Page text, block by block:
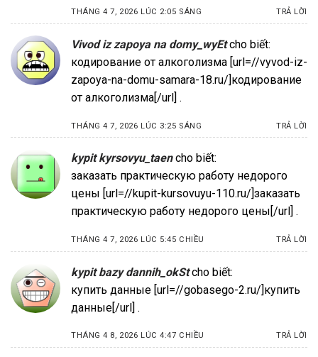
THÁNG 4 7, 2026 LÚC 2:05 SÁNG TRẢ LỜI
Vivod iz zapoya na domy_wyEt cho biết:
кодирование от алкоголизма [url=//vyvod-iz-
zapoya-na-domu-samara-18.ru/]кодирование
от алкоголизма[/url] .
THÁNG 4 7, 2026 LÚC 3:25 SÁNG TRẢ LỜI
kypit kyrsovyu_taen cho biết:
заказать практическую работу недорого
цены [url=//kupit-kursovuyu-110.ru/]заказать
практическую работу недорого цены[/url] .
THÁNG 4 7, 2026 LÚC 5:45 CHIỀU TRẢ LỜI
kypit bazy dannih_okSt cho biết:
купить данные [url=//gobasego-2.ru/]купить
данные[/url] .
THÁNG 4 8, 2026 LÚC 4:47 CHIỀU TRẢ LỜI